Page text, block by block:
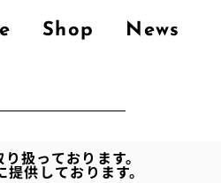
Shop News
扱っております。
供しております。